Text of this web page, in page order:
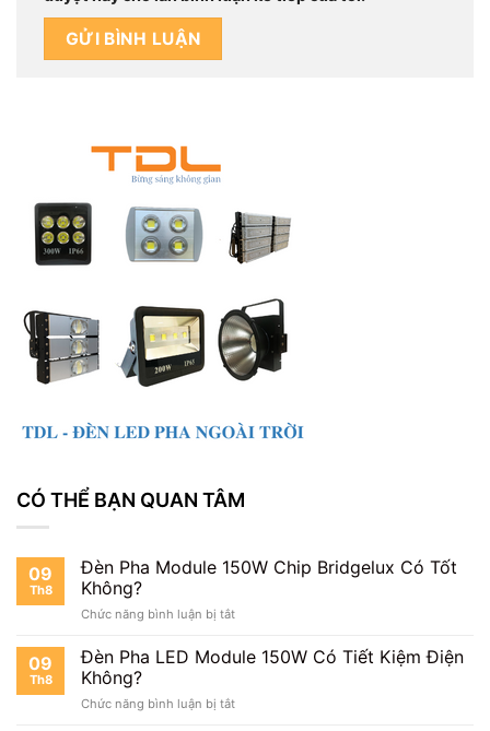
CÓ THỂ BẠN QUAN TÂM
09
Th8
Đèn Pha Module 150W Chip Bridgelux Có Tốt
Không?
Chức năng bình luận bị tắtở
Pha
Module
Chip
09
Th8
Đèn Pha LED Module 150W Có Tiết Kiệm Điện
Không?
Chức năng bình luận bị tắtở